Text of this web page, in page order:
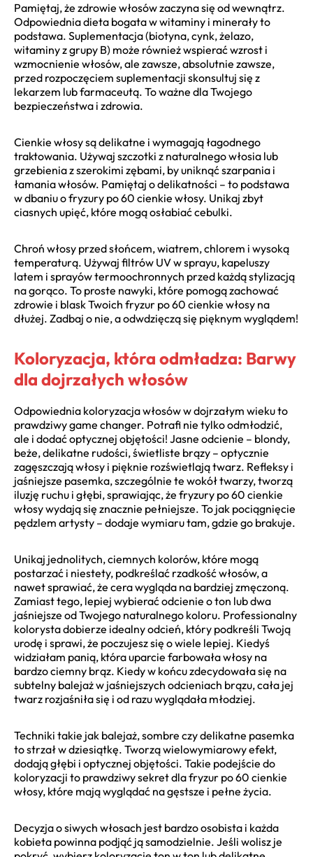
Pamiętaj, że zdrowie włosów zaczyna się od wewnątrz.
Odpowiednia dieta bogata w witaminy i minerały to
podstawa. Suplementacja (biotyna, cynk, żelazo,
witaminy z grupy B) może również wspierać wzrost i
wzmocnienie włosów, ale zawsze, absolutnie zawsze,
przed rozpoczęciem suplementacji skonsultuj się z
lekarzem lub farmaceutą. To ważne dla Twojego
bezpieczeństwa i zdrowia.
Cienkie włosy są delikatne i wymagają łagodnego
traktowania. Używaj szczotki z naturalnego włosia lub
grzebienia z szerokimi zębami, by uniknąć szarpania i
łamania włosów. Pamiętaj o delikatności – to podstawa
w dbaniu o fryzury po 60 cienkie włosy. Unikaj zbyt
ciasnych upięć, które mogą osłabiać cebulki.
Chroń włosy przed słońcem, wiatrem, chlorem i wysoką
temperaturą. Używaj filtrów UV w sprayu, kapeluszy
latem i sprayów termoochronnych przed każdą stylizacją
na gorąco. To proste nawyki, które pomogą zachować
zdrowie i blask Twoich fryzur po 60 cienkie włosy na
dłużej. Zadbaj o nie, a odwdzięczą się pięknym wyglądem!
Koloryzacja, która odmładza: Barwy
dla dojrzałych włosów
Odpowiednia koloryzacja włosów w dojrzałym wieku to
prawdziwy game changer. Potrafi nie tylko odmłodzić,
ale i dodać optycznej objętości! Jasne odcienie – blondy,
beże, delikatne rudości, świetliste brązy – optycznie
zagęszczają włosy i pięknie rozświetlają twarz. Refleksy i
jaśniejsze pasemka, szczególnie te wokół twarzy, tworzą
iluzję ruchu i głębi, sprawiając, że fryzury po 60 cienkie
włosy wydają się znacznie pełniejsze. To jak pociągnięcie
pędzlem artysty – dodaje wymiaru tam, gdzie go brakuje.
Unikaj jednolitych, ciemnych kolorów, które mogą
postarzać i niestety, podkreślać rzadkość włosów, a
nawet sprawiać, że cera wygląda na bardziej zmęczoną.
Zamiast tego, lepiej wybierać odcienie o ton lub dwa
jaśniejsze od Twojego naturalnego koloru. Professionalny
kolorysta dobierze idealny odcień, który podkreśli Twoją
urodę i sprawi, że poczujesz się o wiele lepiej. Kiedyś
widziałam panią, która uparcie farbowała włosy na
bardzo ciemny brąz. Kiedy w końcu zdecydowała się na
subtelny balejaż w jaśniejszych odcieniach brązu, cała jej
twarz rozjaśniła się i od razu wyglądała młodziej.
Techniki takie jak balejaż, sombre czy delikatne pasemka
to strzał w dziesiątkę. Tworzą wielowymiarowy efekt,
dodają głębi i optycznej objętości. Takie podejście do
koloryzacji to prawdziwy sekret dla fryzur po 60 cienkie
włosy, które mają wyglądać na gęstsze i pełne życia.
Decyzja o siwych włosach jest bardzo osobista i każda
kobieta powinna podjąć ją samodzielnie. Jeśli wolisz je